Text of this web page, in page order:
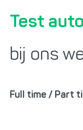
Test
bij ons
Full time / Part